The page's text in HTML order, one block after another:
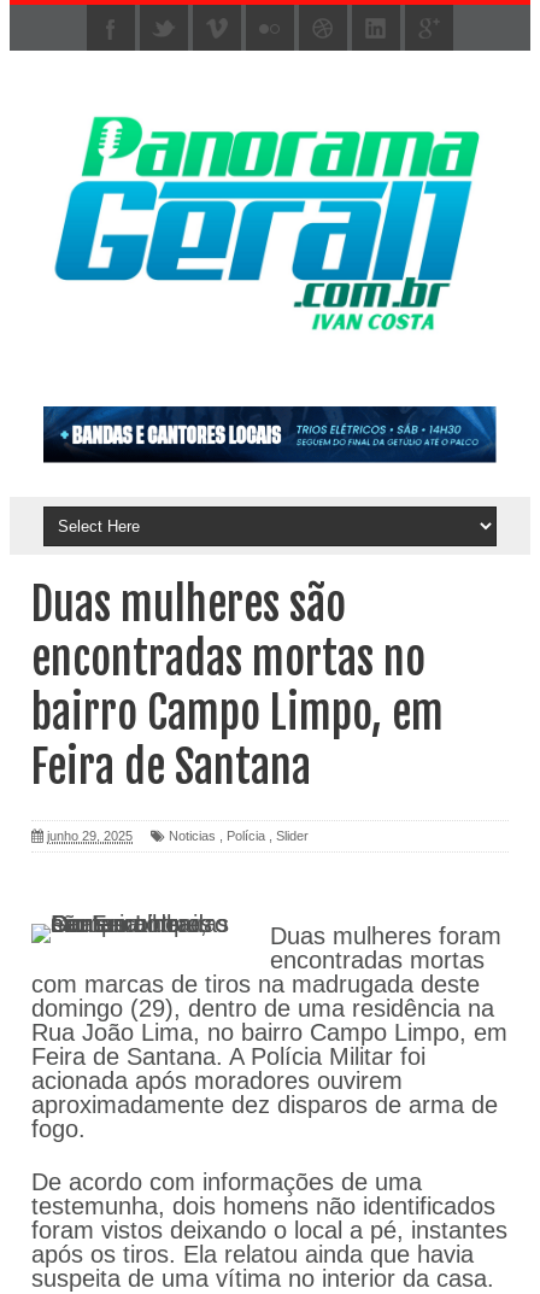
Duas mulheres são
encontradas mortas no
bairro Campo Limpo, em
Feira de Santana
junho 29, 2025 Noticias Polícia Slider
Duas mulheres foram
encontradas mortas
com marcas de tiros na madrugada deste
domingo (29), dentro de uma residência na
Rua João Lima, no bairro Campo Limpo, em
Feira de Santana. A Polícia Militar foi
acionada após moradores ouvirem
aproximadamente dez disparos de arma de
fogo.
De acordo com informações de uma
testemunha, dois homens não identificados
foram vistos deixando o local a pé, instantes
após os tiros. Ela relatou ainda que havia
suspeita de uma vítima no interior da casa.